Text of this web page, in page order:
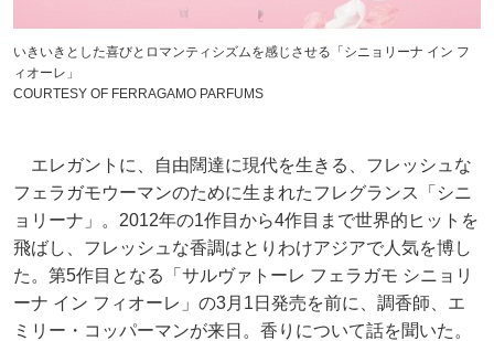
いきいきとした喜びとロマンティシズムを感じさせる「シニョリーナ イン フ
ィオーレ」
COURTESY OF FERRAGAMO PARFUMS
エレガントに、自由闊達に現代を生きる、フレッシュな
フェラガモウーマンのために生まれたフレグランス「シニ
ョリーナ」。2012年の1作目から4作目まで世界的ヒットを
飛ばし、フレッシュな香調はとりわけアジアで人気を博し
た。第5作目となる「サルヴァトーレ フェラガモ シニョリ
ーナ イン フィオーレ」の3月1日発売を前に、調香師、エ
ミリー・コッパーマンが来日。香りについて話を聞いた。